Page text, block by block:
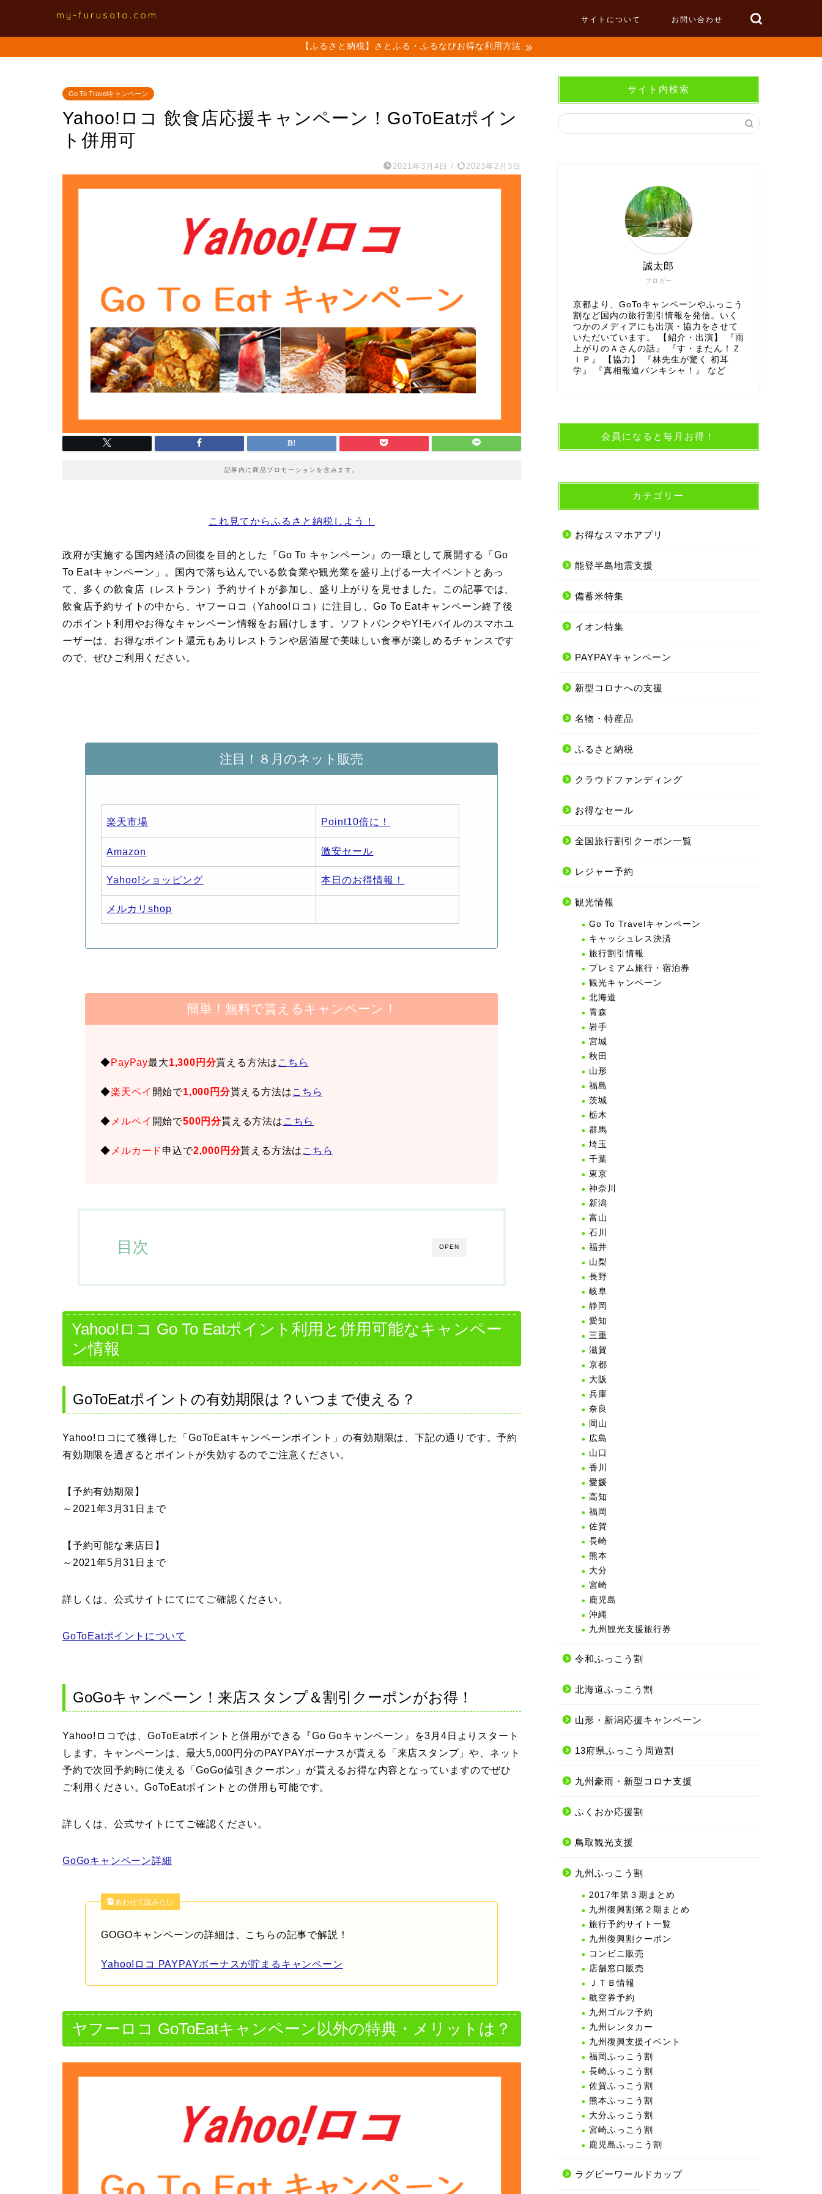
my-furusato.com サイトについて お問い合わせ
【ふるさと納税】さとふる・ふるなびお得な利用方法
Go To Travelキャンペーン
Yahoo!ロコ 飲食店応援キャンペーン！GoToEatポイン
ト併用可
2021年3月4日 / 2023年2月3日
記事内に商品プロモーションを含みます。
これ見てからふるさと納税しよう！
政府が実施する国内経済の回復を目的とした『Go To キャンペーン』の一環として展開する「Go
To Eatキャンペーン」。国内で落ち込んでいる飲食業や観光業を盛り上げる一大イベントとあっ
て、多くの飲食店（レストラン）予約サイトが参加し、盛り上がりを見せました。この記事では、
飲食店予約サイトの中から、ヤフーロコ（Yahoo!ロコ）に注目し、Go To Eatキャンペーン終了後
のポイント利用やお得なキャンペーン情報をお届けします。ソフトバンクやY!モバイルのスマホユ
ーザーは、お得なポイント還元もありレストランや居酒屋で美味しい食事が楽しめるチャンスです
ので、ぜひご利用ください。
注目！８月のネット販売
楽天市場 Point10倍に！
Amazon 激安セール
Yahoo!ショッピング 本日のお得情報！
メルカリshop
簡単！無料で貰えるキャンペーン！
◆PayPay最大1,300円分貰える方法は こちら
◆楽天ペイ 開始で1,000円分貰える方法はこちら
◆ メルペイ 開始で500円分貰える方法は こちら
◆ メルカード 申込で2,000円分貰える方法は こちら
OPEN
目次
Yahoo!ロコ Go To Eatポイント利用と併用可能なキャンペー
ン情報
GoToEatポイントの有効期限は？いつまで使える？
Yahoo!ロコにて獲得した「GoToEatキャンペーンポイント」の有効期限は、下記の通りです。予約
有効期限を過ぎるとポイントが失効するのでご注意ください。
【予約有効期限】
～2021年3月31日まで
【予約可能な来店日】
～2021年5月31日まで
詳しくは、公式サイトにてにてご確認ください。
GoToEatポイントについて
GoGoキャンペーン！来店スタンプ＆割引クーポンがお得！
Yahoo!ロコでは、GoToEatポイントと併用ができる『Go Goキャンペーン』を3月4日よりスタート
します。キャンペーンは、最大5,000円分のPAYPAYボーナスが貰える「来店スタンプ」や、ネット
予約で次回予約時に使える「GoGo値引きクーポン」が貰えるお得な内容となっていますのでぜひ
ご利用ください。GoToEatポイントとの併用も可能です。
詳しくは、公式サイトにてご確認ください。
GoGoキャンペーン詳細
あわせて読みたい
GOGOキャンペーンの詳細は、こちらの記事で解説！
Yahoo!ロコ PAYPAYボーナスが貯まるキャンペーン
ヤフーロコ GoToEatキャンペーン以外の特典・メリットは？
サイト内検索
ブロガー
誠太郎
京都より、GoToキャンペーンやふっこう
割など国内の旅行割引情報を発信。いく
つかのメディアにも出演・協力をさせて
いただいています。 【紹介・出演】 『雨
上がりのＡさんの話』 『す・またん！Ｚ
ＩＰ』 【協力】 『林先生が驚く 初耳
学』 『真相報道バンキシャ！』 など
会員になると毎月お得！
カテゴリー
お得なスマホアプリ
能登半島地震支援
備蓄米特集
イオン特集
PAYPAYキャンペーン
新型コロナへの支援
名物・特産品
ふるさと納税
クラウドファンディング
お得なセール
全国旅行割引クーポン一覧
レジャー予約
観光情報
Go To Travelキャンペーン
キャッシュレス決済
旅行割引情報
プレミアム旅行・宿泊券
観光キャンペーン
北海道
青森
岩手
宮城
秋田
山形
福島
茨城
栃木
群馬
埼玉
千葉
東京
神奈川
新潟
富山
石川
福井
山梨
長野
岐阜
静岡
愛知
三重
滋賀
京都
大阪
兵庫
奈良
岡山
広島
山口
香川
愛媛
高知
福岡
佐賀
長崎
熊本
大分
宮崎
鹿児島
沖縄
九州観光支援旅行券
令和ふっこう割
北海道ふっこう割
山形・新潟応援キャンペーン
13府県ふっこう周遊割
九州豪雨・新型コロナ支援
ふくおか応援割
鳥取観光支援
九州ふっこう割
2017年第３期まとめ
九州復興割第２期まとめ
旅行予約サイト一覧
九州復興割クーポン
コンビニ販売
店舗窓口販売
ＪＴＢ情報
航空券予約
九州ゴルフ予約
九州レンタカー
九州復興支援イベント
福岡ふっこう割
長崎ふっこう割
佐賀ふっこう割
熊本ふっこう割
大分ふっこう割
宮崎ふっこう割
鹿児島ふっこう割
ラグビーワールドカップ